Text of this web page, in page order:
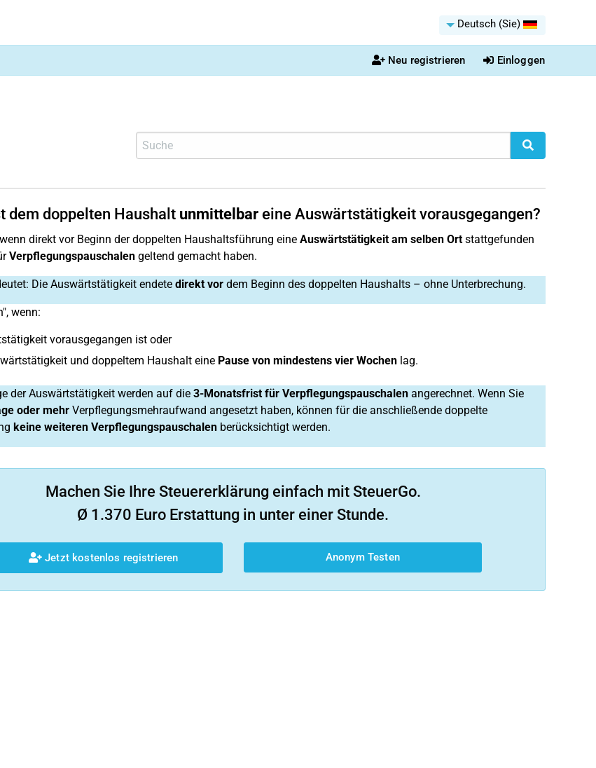
Deutsch (Sie)
Neu registrieren Einloggen
dem doppelten Haushalt unmittelbareine Auswärtstätigkeit vorausgegangen?
direkt vor Beginn der doppelten Haushaltsführung eine Auswärtstätigkeit am selben Ortstattgefunden
Verpflegungspauschalengeltend gemacht haben.
Die Auswärtstätigkeit endete direkt vordem Beginn des doppelten Haushalts – ohne Unterbrechung.
wenn:
vorausgegangen ist oder
und doppeltem Haushalt eine Pause von mindestens vier Wochenlag.
der Auswärtstätigkeit werden auf die 3-Monatsfrist für Verpflegungspauschalenangerechnet. Wenn Sie
oder mehrVerpflegungsmehraufwand angesetzt haben, können für die anschließende doppelte
keine weiteren Verpflegungspauschalenberücksichtigt werden.
Machen Sie Ihre Steuererklärung einfach mit SteuerGo.
Ø 1.370 Euro Erstattung in unter einer Stunde.
Jetzt kostenlos registrieren Anonym Testen